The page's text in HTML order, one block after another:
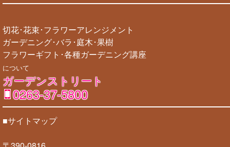
切花･花束･フラワーアレンジメント
ガーデニング･バラ･庭木･果樹
フラワーギフト･各種ガーデニング講座
について
ガーデンストリート
0263-37-5800
■サイトマップ